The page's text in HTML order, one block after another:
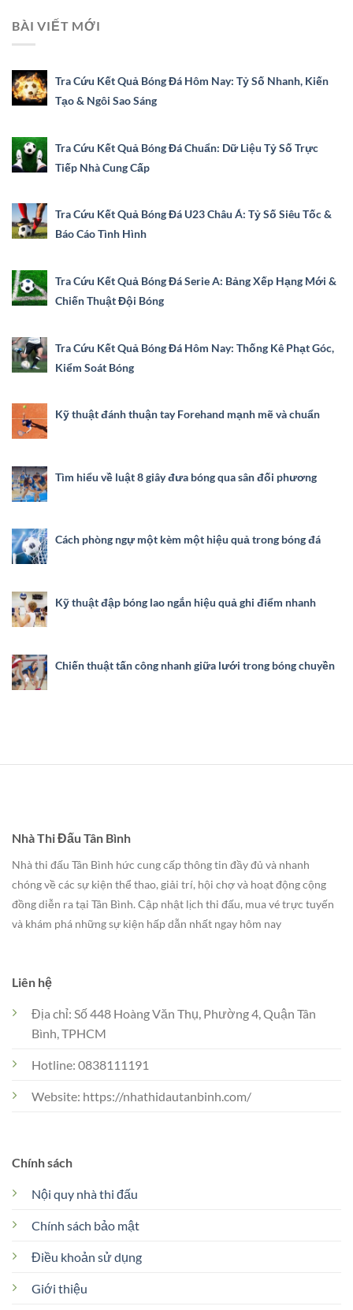
BÀI VIẾT MỚI
Tra Cứu Kết Quả Bóng Đá Hôm Nay: Tỷ Số Nhanh, Kiến
Tạo & Ngôi Sao Sáng
Tra Cứu Kết Quả Bóng Đá Chuẩn: Dữ Liệu Tỷ Số Trực
Tiếp Nhà Cung Cấp
Tra Cứu Kết Quả Bóng Đá U23 Châu Á: Tỷ Số Siêu Tốc &
Báo Cáo Tình Hình
Tra Cứu Kết Quả Bóng Đá Serie A: Bảng Xếp Hạng Mới &
Chiến Thuật Đội Bóng
Tra Cứu Kết Quả Bóng Đá Hôm Nay: Thống Kê Phạt Góc,
Kiểm Soát Bóng
Kỹ thuật đánh thuận tay Forehand mạnh mẽ và chuẩn
Tìm hiểu về luật 8 giây đưa bóng qua sân đối phương
Cách phòng ngự một kèm một hiệu quả trong bóng đá
Kỹ thuật đập bóng lao ngắn hiệu quả ghi điểm nhanh
Chiến thuật tấn công nhanh giữa lưới trong bóng chuyền
Nhà Thi Đấu Tân Bình
Nhà thi đấu Tân Bình hức cung cấp thông tin đầy đủ và nhanh
chóng về các sự kiện thể thao, giải trí, hội chợ và hoạt động cộng
đồng diễn ra tại Tân Bình. Cập nhật lịch thi đấu, mua vé trực tuyến
và khám phá những sự kiện hấp dẫn nhất ngay hôm nay
Chính sách
Nội quy nhà thi đấu
Chính sách bảo mật
Điều khoản sử dụng
Giới thiệu
Liên hệ
Địa chỉ: Số 448 Hoàng Văn Thụ, Phường 4, Quận Tân
Bình, TPHCM
Hotline: 0838111191
Website: https://nhathidautanbinh.com/